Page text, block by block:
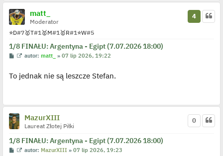
n
c
z
y
p
o
s
t
matt_
Moderator
⭐D#7🥇T#1🥇M#1🥇R#1⭐W#5
1/8 FINAŁU: Argentyna - Egipt (7.07.2026 18:00)
4
P
t
W
w
p
e
y
c
autor:matt_ »07 lip 2026, 19:22
To jednak nie są leszcze Stefan.
MazurXIII
Laureat Złotej Piłki
1/8 FINAŁU: Argentyna - Egipt (7.07.2026 18:00)
0
P
W
autor: MazurXIII »07 lip 2026, 19:23